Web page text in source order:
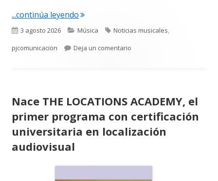
...continúa leyendo"El festival internacional SONAFILM
Publicado
el
3 agosto 2026 Categorías
Música Etiquetas
Noticias musicales,
pjcomunicacion
Deja un comentario
Nace THE LOCATIONS ACADEMY, el
primer programa con certificación
universitaria en localización
audiovisual